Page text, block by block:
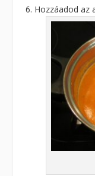
Hozzáadod az